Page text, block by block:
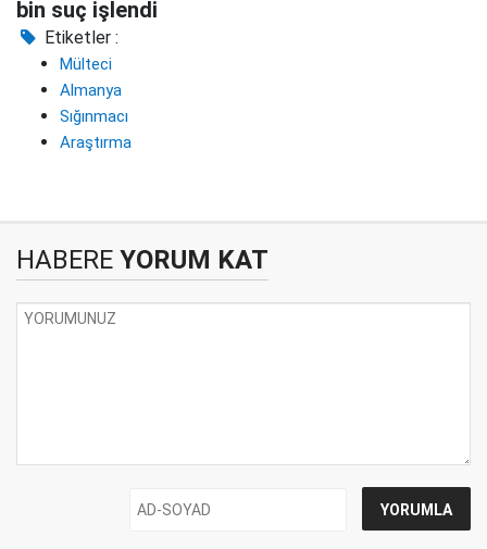
bin suç işlendi
Etiketler :
Mülteci
Almanya
Sığınmacı
Araştırma
HABERE YORUM KAT